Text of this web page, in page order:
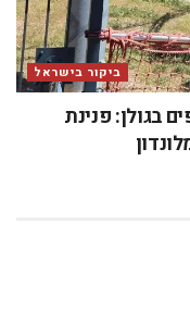
ביקור בישראל
בגולן: פנינת